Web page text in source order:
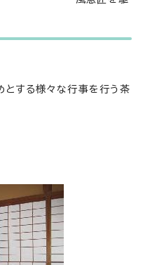
とする様々な行事を行う茶